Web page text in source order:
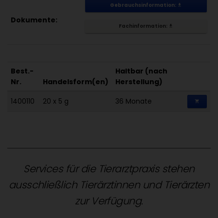
Dokumente:
Gebrauchsinformation: get_app
Fachinformation: get_app
Best.-
Nr.
Handelsform(en)
Haltbar (nach
Herstellung)
1400110
20 x 5 g 36 Monate shopping_cart
Services für die Tierarztpraxis stehen
ausschließlich Tierärztinnen und Tierärzten
zur Verfügung.